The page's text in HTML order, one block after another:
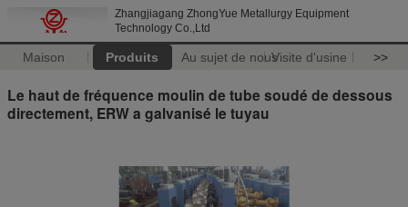
Zhangjiagang ZhongYue Metallurgy Equipment
Technology Co.,Ltd
Maison Produits Au sujet de nousVisite d'usine >>
Le haut de fréquence moulin de tube soudé de dessous
directement, ERW a galvanisé le tuyau